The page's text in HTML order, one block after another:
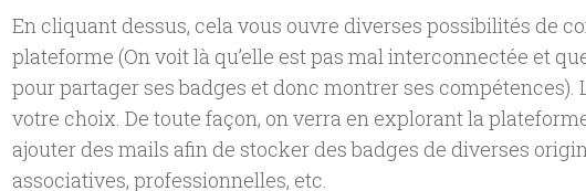
En cliquant dessus, cela vous ouvre diverses possibilités de
plateforme (On voit là qu’elle est pas mal interconnectée et
pour partager ses badges et donc montrer ses compétences).
votre choix. De toute façon, on verra en explorant la
ajouter des mails afin de stocker des badges de diverses
associatives, professionnelles, etc.